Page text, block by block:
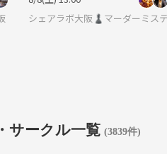
シェアラボ大阪♟️マーダーミス
サークル一覧 (3839件)